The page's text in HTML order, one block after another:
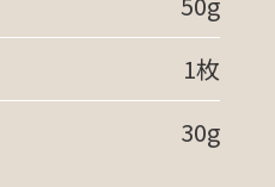
1枚
30g